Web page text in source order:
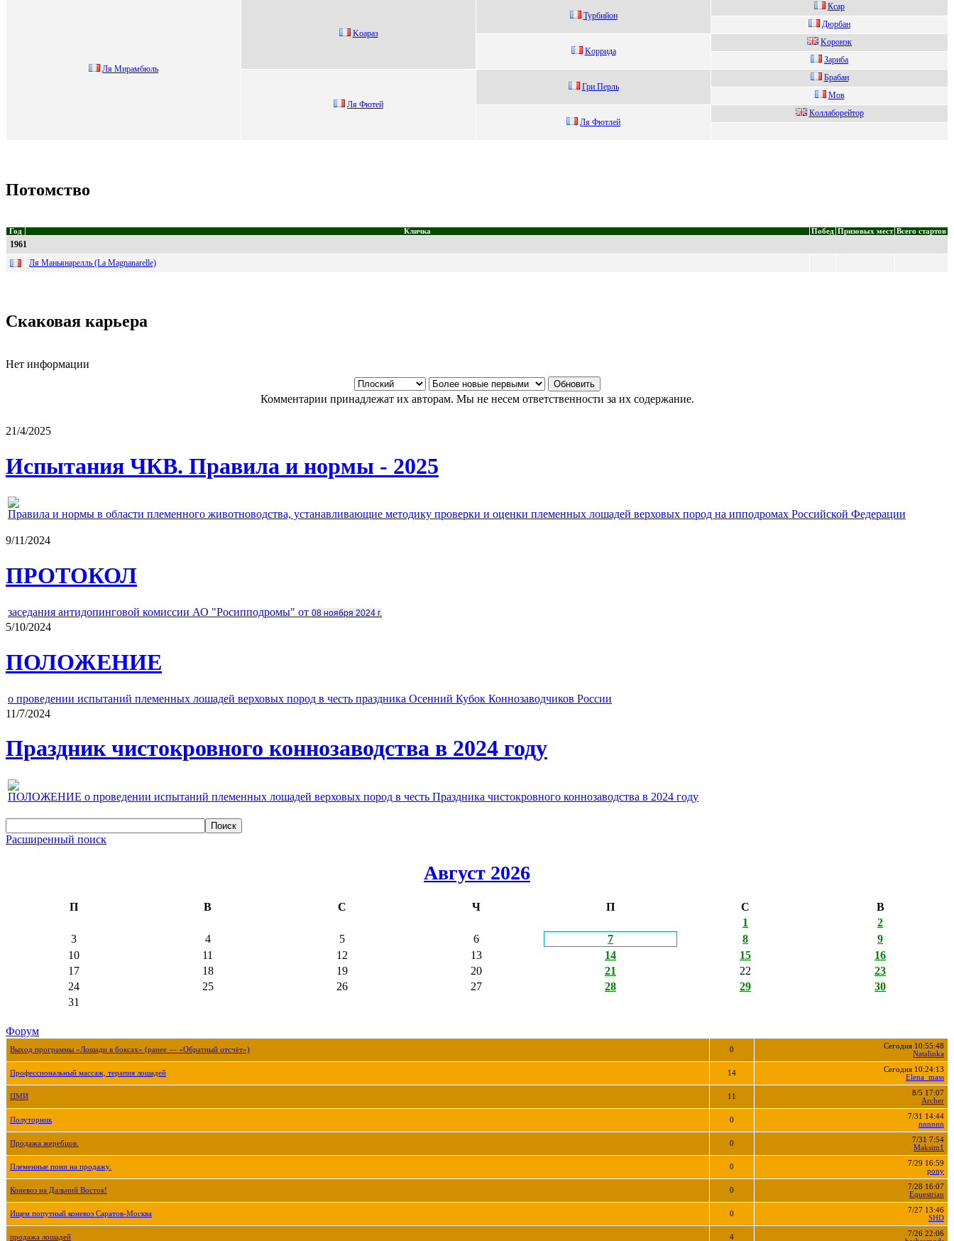
Ля Mиpaмбюль
Kоаpаз
Турбийон
Ксар
Дюрбан
Koррида
Kоронэк
Зариба
Ля Фютей
Гри Пeрль
Бpабан
Мoв
Ля Фютлей
Кoллaбoрeйтoр
Потомство
Год Кличка Побед Призовых мест Всего стартов
1961
Ля Маньянарелль (La Magnanarelle)
Скаковая карьера
Нет информации
Комментарии принадлежат их авторам. Мы не несем ответственности за их содержание.
21/4/2025
Испытания ЧКВ. Правила и нормы - 2025
Правила и нормы в области племенного животноводства, устанавливающие методику проверки и оценки племенных лошадей верховых пород на ипподромах Российской Федерации
9/11/2024
ПРОТОКОЛ
заседания антидопинговой комиссии АО "Росипподромы" от 08 ноября 2024 г.
5/10/2024
ПОЛОЖЕНИЕ
о проведении испытаний племенных лошадей верховых пород в честь праздника Осенний Кубок Коннозаводчиков России
11/7/2024
Праздник чистокровного коннозаводства в 2024 году
ПОЛОЖЕНИЕ о проведении испытаний племенных лошадей верховых пород в честь Праздника чистокровного коннозаводства в 2024 году
Расширенный поиск
Август 2026
П В С Ч П С
В
1
2
3
4 5 6 7 8
9
10
11 12 13 14 15
16
17
18 19 20 21 22
23
24
25 26 27 28 29
30
31
Форум
Выход программы «Лошади в боксах» (ранее — «Обратный отсчёт») 0
Сегодня 10:55:48
Natalinka
Профессиональный массаж, терапия лошадей 14
Сегодня 10:24:13
Elena_mass
ЦМИ 11
8/5 17:07
Archer
Полуторник 0
7/31 14:44
nnnnnn
Продажа жеребцов. 0
7/31 7:54
Maksim1
Племенные пони на продажу. 0
7/29 16:59
pony
Коневоз на Дальний Восток! 0
7/28 16:07
Equestrian
Ищем попутный коневоз Саратов-Москва 0
7/27 13:46
SHD
продажа лошадей 4
7/26 22:06